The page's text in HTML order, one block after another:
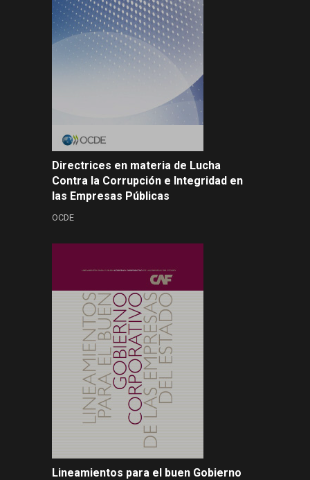
Directrices en materia de Lucha
Contra la Corrupción e Integridad en
las Empresas Públicas
OCDE
Lineamientos para el buen Gobierno